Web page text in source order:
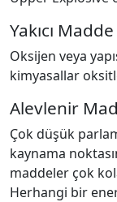
Yakıcı
Oksijen veya
kimyasallar
Alevlenir
Çok düşük
kaynama
maddeler çok
Herhangi bir